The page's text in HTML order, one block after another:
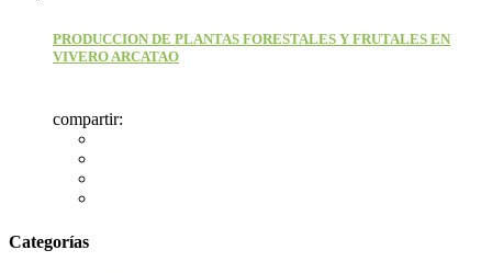
PRODUCCION DE PLANTAS FORESTALES Y FRUTALES EN
VIVERO ARCATAO
compartir:
Categorías